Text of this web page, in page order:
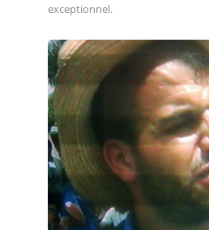
exceptionnel.